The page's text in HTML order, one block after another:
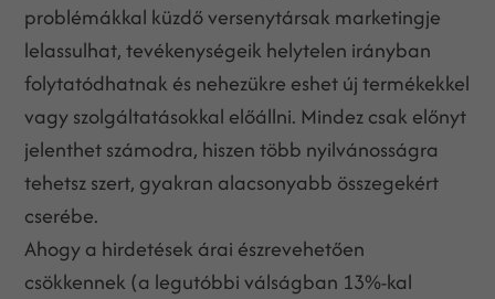
problémákkal küzdő versenytársak marketingje
lelassulhat, tevékenységeik helytelen irányban
folytatódhatnak és nehezükre eshet új termékekkel
vagy szolgáltatásokkal előállni. Mindez csak előnyt
jelenthet számodra, hiszen több nyilvánosságra
tehetsz szert, gyakran alacsonyabb összegekért
cserébe.
Ahogy a hirdetések árai észrevehetően
csökkennek (a legutóbbi válságban 13%-kal